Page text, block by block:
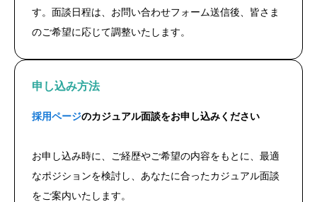
す。面談日程は、お問い合わせフォーム送信後、皆さま
のご希望に応じて調整いたします。
申し込み方法
採用ページのカジュアル面談をお申し込みください
お申し込み時に、ご経歴やご希望の内容をもとに、最適
なポジションを検討し、あなたに合ったカジュアル面談
をご案内いたします。